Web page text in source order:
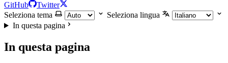
GitHub
Twitter
Seleziona tema
Seleziona lingua
In questa pagina
In questa pagina